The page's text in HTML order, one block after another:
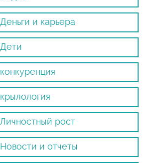
Деньги и карьера
Дети
конкуренция
крылология
Личностный рост
Новости и отчеты